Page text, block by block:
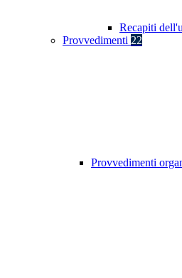
Recapiti
Provvedimenti 22
Provvedimenti